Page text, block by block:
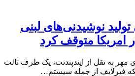
نوشیدنی‌های لبنی
امریکا متوقف کرد
مهر به نقل از ایندپندنت، یک طرف ثالث
فیرلایف از جمله سیستم…